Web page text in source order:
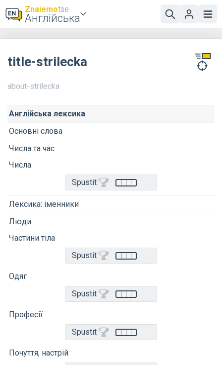
Znaiemotse
Англійська
title-strilecka
about-strilecka
Англійська лексика
Основні слова
Числа та час
Числа
Spustit
Лексика: іменники
Люди
Частини тіла
Spustit
Одяг
Spustit
Професії
Spustit
Почуття, настрій